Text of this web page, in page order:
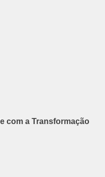
com a Transformação